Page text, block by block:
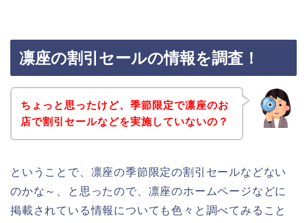
凛座の割引セールの情報を調査！
ちょっと思ったけど、季節限定で凛座のお
店で割引セールなどを実施していないの？
ということで、凛座の季節限定の割引セールなどない
のかな～、と思ったので、凛座のホームページなどに
掲載されている情報についても色々と調べてみること